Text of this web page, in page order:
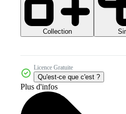
Collection
Licence Gratuite
Qu'est-ce que c'est ?
Plus d'infos